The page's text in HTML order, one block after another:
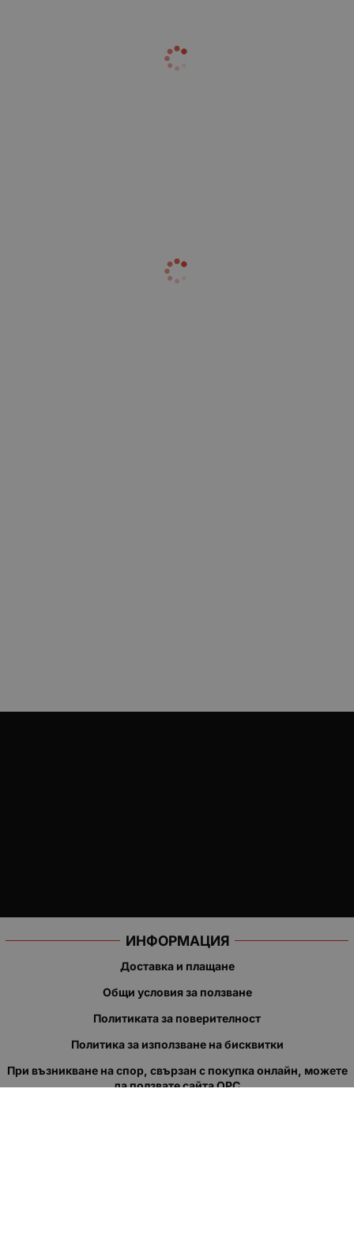
ИНФОРМАЦИЯ
Доставка и плащане
Общи условия за ползване
Политиката за поверителност
Политика за използване на бисквитки
При възникване на спор, свързан с покупка онлайн, можете
да ползвате сайта ОРС